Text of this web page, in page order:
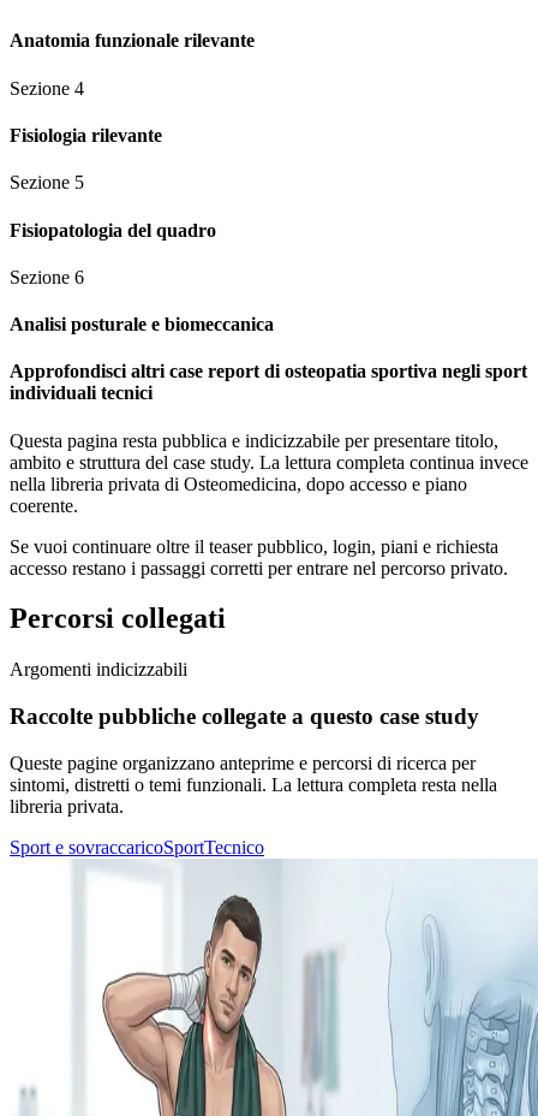
Anatomia funzionale rilevante
Sezione 4
Fisiologia rilevante
Sezione 5
Fisiopatologia del quadro
Sezione 6
Analisi posturale e biomeccanica
Approfondisci altri case report di osteopatia sportiva negli sport
individuali tecnici
Questa pagina resta pubblica e indicizzabile per presentare titolo,
ambito e struttura del case study. La lettura completa continua invece
nella libreria privata di Osteomedicina, dopo accesso e piano
coerente.
Se vuoi continuare oltre il teaser pubblico, login, piani e richiesta
accesso restano i passaggi corretti per entrare nel percorso privato.
Percorsi collegati
Argomenti indicizzabili
Raccolte pubbliche collegate a questo case study
Queste pagine organizzano anteprime e percorsi di ricerca per
sintomi, distretti o temi funzionali. La lettura completa resta nella
libreria privata.
Sport e sovraccaricoSportTecnico